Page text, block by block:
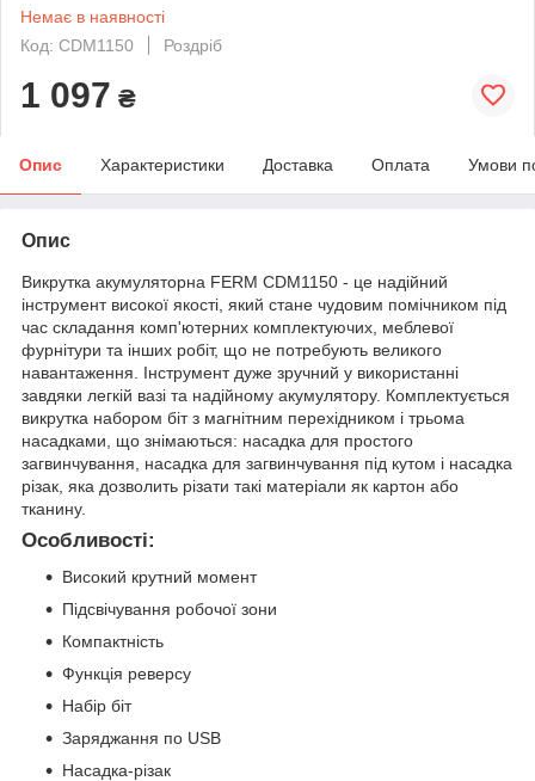
Немає в наявності
Код: CDM1150
Роздріб
1 097 ₴
Опис Характеристики Доставка Оплата Умови
Опис
Викрутка акумуляторна FERM CDM1150 - це надійний
інструмент високої якості, який стане чудовим помічником під
час складання комп'ютерних комплектуючих, меблевої
фурнітури та інших робіт, що не потребують великого
навантаження. Інструмент дуже зручний у використанні
завдяки легкій вазі та надійному акумулятору. Комплектується
викрутка набором біт з магнітним перехідником і трьома
насадками, що знімаються: насадка для простого
загвинчування, насадка для загвинчування під кутом і насадка
різак, яка дозволить різати такі матеріали як картон або
тканину.
Особливості:
Високий крутний момент
Підсвічування робочої зони
Компактність
Функція реверсу
Набір біт
Заряджання по USB
Насадка-різак